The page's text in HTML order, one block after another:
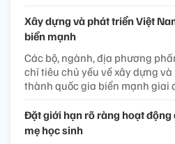
Xây dựng và phát triển Việt
biển mạnh
Các bộ, ngành, địa phương
chỉ tiêu chủ yếu về xây dựng
thành quốc gia biển mạnh giai
Đặt giới hạn rõ ràng hoạt động
mẹ học sinh